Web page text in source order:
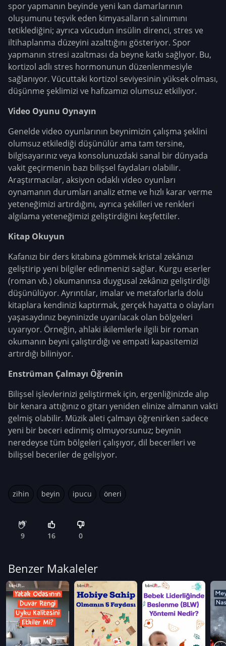
spor yapmanın beyinde yeni kan damarlarının
oluşumunu teşvik eden kimyasalların salınımını
tetiklediğini; ayrıca vücudun insülin direnci, stres ve
iltihaplanma düzeyini azalttığını gösteriyor. Spor
yapmanın stresi azaltması da beyne katkı sağlıyor. Bu,
kortizol adlı stres hormonunun düzenlenmesiyle
sağlanıyor. Vücuttaki kortizol seviyesinin yüksek olması,
düşünme şeklimizi ve hafızamızı olumsuz etkiliyor.
Video Oyunu Oynayın
Genelde video oyunlarının beynimizin çalışma şeklini
olumsuz etkilediği düşünülür ama tam tersine,
bilgisayarınız veya konsolunuzdaki sanal bir dünyada
vakit geçirmenin bazı bilişsel faydaları olabilir.
Araştırmacılar, aksiyon odaklı video oyunları
oynamanın durumları analiz etme ve hızlı karar verme
yeteneğimizi artırdığını, ayrıca şekilleri ve renkleri
algılama yeteneğimizi geliştirdiğini keşfettiler.
Kitap Okuyun
Kafanızı bir ders kitabına gömmek kristal zekânızı
geliştirip yeni bilgiler edinmenizi sağlar. Kurgu eserler
(roman vb.) okumanınsa duygusal zekânızı geliştirdiği
düşünülüyor. Ayrıntılar, imalar ve metaforlarla dolu
kitaplara kendinizi kaptırmak, gerçek hayatta o olayları
yaşasaydınız beyninizde uyarılacak olan bölgeleri
uyarıyor. Örneğin, ahlaki ikilemlerle ilgili bir roman
okumanın beyni çalıştırdığı ve empati kapasitemizi
artırdığı biliniyor.
Enstrüman Çalmayı Öğrenin
Bilişsel işlevlerinizi geliştirmek için, ergenliğinizde alıp
bir kenara attığınız o gitarı yeniden elinize almanın vakti
gelmiş olabilir. Müzik aleti çalmayı öğrenirken sadece
yeni bir beceri edinmiş olmuyorsunuz; beynin
neredeyse tüm bölgeleri çalışıyor, dil becerileri ve
bilişsel beceriler de gelişiyor.
zihin beyin ipucu öneri
9 16 0
Benzer Makaleler